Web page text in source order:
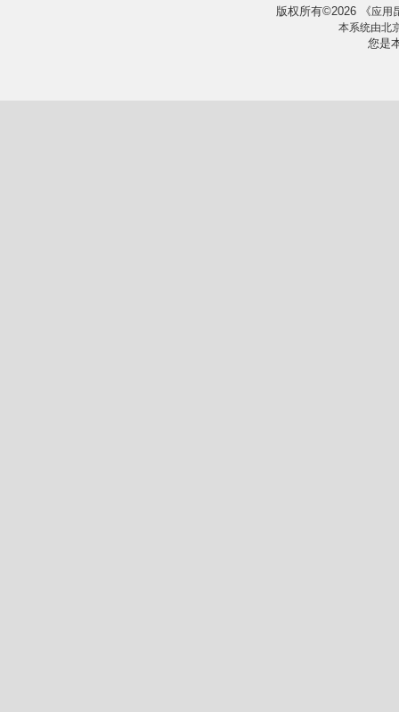
版权所有©2026 《应用
本系统由北
您是